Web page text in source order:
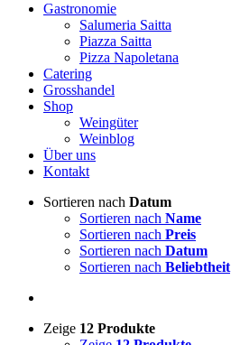
Gastronomie
Salumeria Saitta
Piazza Saitta
Pizza Napoletana
Catering
Grosshandel
Shop
Weingüter
Weinblog
Über uns
Kontakt
Sortieren nach Datum
Sortieren nach Name
Sortieren nach Preis
Sortieren nach Datum
Sortieren nach Beliebtheit
Zeige 12 Produkte